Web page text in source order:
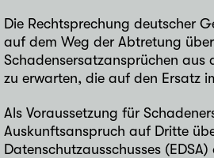
Die Rechtsprechung deutscher
auf dem Weg der Abtretung
Schadensersatzansprüchen aus
zu erwarten, die auf den Ersatz
Als Voraussetzung für
Auskunftsanspruch auf Dritte
Datenschutzausschusses